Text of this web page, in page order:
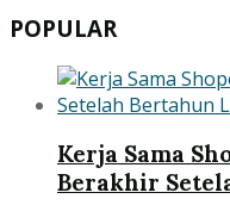
POPULAR
Kerja Sama
Berakhir